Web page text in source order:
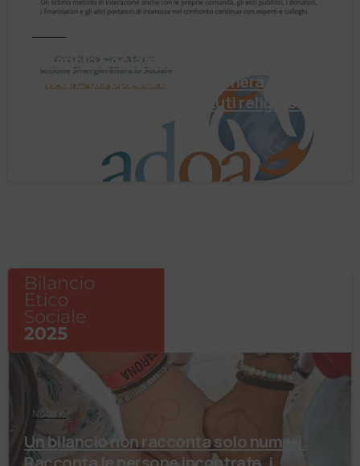
Il Bilancio Sociale non è un punto di
arrivo. È un percorso che genera valore!
Negli ultimi anni enti, istituti religiosi,
Notizie
Un bilancio non racconta solo numeri.